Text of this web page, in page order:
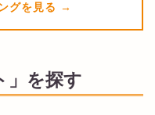
グを見る
」を探す